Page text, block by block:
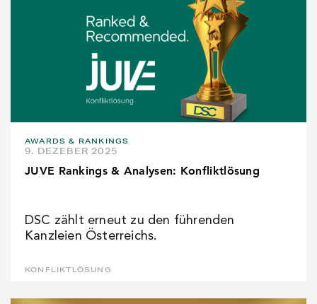
AWARDS & RANKINGS
9. DEZEBER 2025
JUVE Rankings & Analysen: Konfliktlösung
DSC zählt erneut zu den führenden
Kanzleien Österreichs.
KONFLIKTLÖSUNG